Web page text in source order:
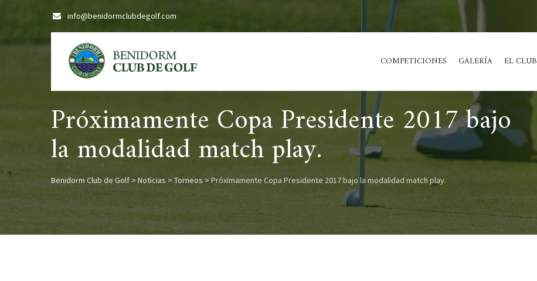
info@benidormclubdegolf.com
COMPETICIONES GALERÍA EL CLUB
Próximamente Copa Presidente 2017 bajo
la modalidad match play.
Benidorm Club de Golf > Noticias > Torneos >Próximamente Copa Presidente 2017 bajo la modalidad match play.